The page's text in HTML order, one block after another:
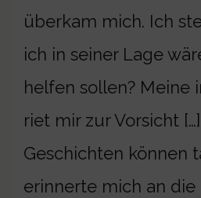
überkam mich. Ich
ich in seiner Lage
helfen sollen? Meine
riet mir zur Vorsicht
Geschichten können
erinnerte mich an